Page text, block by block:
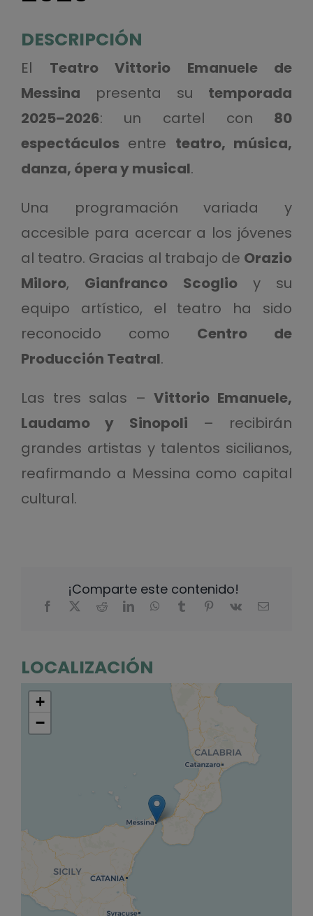
DESCRIPCIÓN
El Teatro Vittorio Emanuele de
Messina presenta su temporada
2025–2026: un cartel con 80
espectáculosentre teatro, música,
danza, ópera y musical.
Una programación variada y
accesible para acercar a los jóvenes
al teatro. Gracias al trabajo de Orazio
Miloro, Gianfranco Scoglioy su
equipo artístico, el teatro ha sido
reconocido como Centro de
Producción Teatral.
Las tres salas –Vittorio Emanuele,
Laudamo y Sinopoli – recibirán
grandes artistas y talentos sicilianos,
reafirmando a Messina como capital
cultural.
¡Comparte este contenido!
LOCALIZACIÓN
+
−